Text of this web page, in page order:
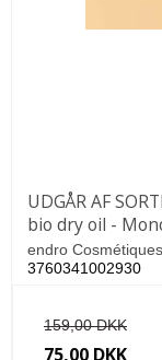
UDGÅR AF
bio dry oil -
endro Cosmétiques
3760341002930
159,00 DKK
75,00 DKK